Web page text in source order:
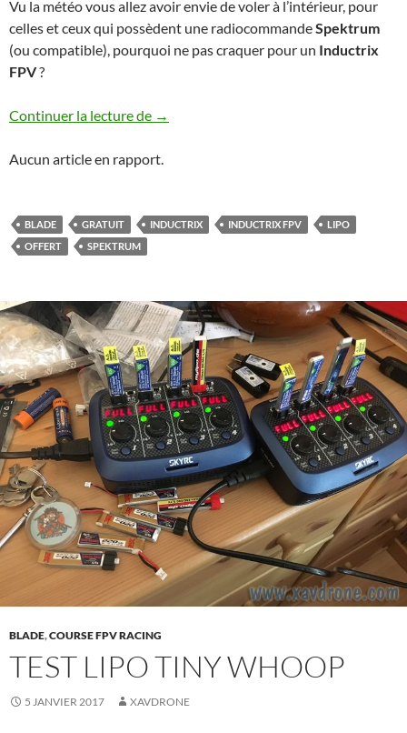
Vu la météo vous allez avoir envie de voler à l’intérieur, pour
celles et ceux qui possèdent une radiocommandeSpektrum
(ou compatible), pourquoi ne pas craquer pour un Inductrix
FPV?
Continuer la lecture de Le bon plan Inductrix FPV
→
Aucun article en rapport.
BLADE GRATUIT INDUCTRIX INDUCTRIX FPV
LIPO
OFFERT
SPEKTRUM
BLADE,COURSE FPV RACING
TEST LIPO TINY WHOOP
5 JANVIER 2017 XAVDRONE